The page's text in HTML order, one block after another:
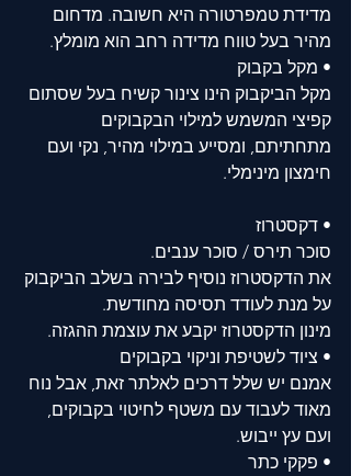
מדידת טמפרטורה היא חשובה. מדחום
מהיר בעל טווח מדידה רחב הוא מומלץ.
• מקל בקבוק
מקל הביקבוק הינו צינור קשיח בעל שסתום
קפיצי המשמש למילוי הבקבוקים
מתחתיתם, ומסייע במילוי מהיר, נקי ועם
חימצון מינימלי.
• דקסטרוז
סוכר תירס / סוכר ענבים.
את הדקסטרוז נוסיף לבירה בשלב הביקבוק
על מנת לעודד תסיסה מחודשת.
מינון הדקסטרוז יקבע את עוצמת ההגזה.
• ציוד לשטיפת וניקוי בקבוקים
אמנם יש שלל דרכים לאלתר זאת, אבל נוח
מאוד לעבוד עם משטף לחיטוי בקבוקים,
ועם עץ ייבוש.
• פקקי כתר